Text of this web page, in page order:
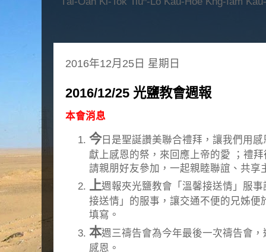
2016年12月25日 星期日
2016/12/25 光鹽教會週報
本會消息
今日是聖誕讚美聯合禮拜，讓我們用
獻上感恩的祭，來回應上帝的愛 ；禮
請親朋好友參加，一起親睦聯誼、共享
上週報夾光鹽教會「溫馨接送情」服
接送情」的服事，讓交通不便的兄姊便
填寫。
本週三禱告會為今年最後一次禱告會
感恩。